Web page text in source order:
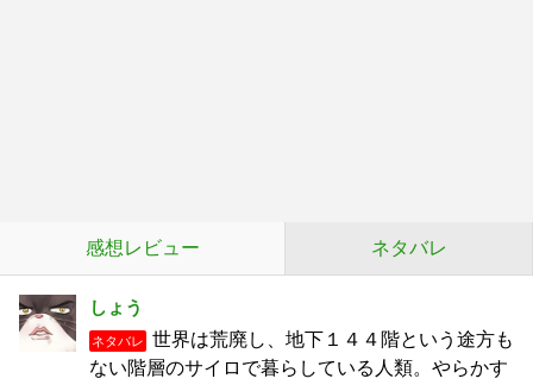
感想レビュー ネタバレ
しょう
ネタバレ
世界は荒廃し、地下１４４階という途方も
ない階層のサイロで暮らしている人類。やらかす